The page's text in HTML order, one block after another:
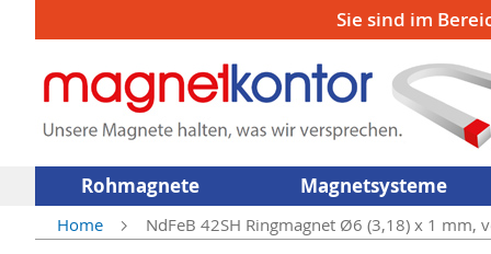
Sie sind im
Rohmagnete Magnetsysteme
Home NdFeB 42SH Ringmagnet Ø6 (3,18) x 1 mm,